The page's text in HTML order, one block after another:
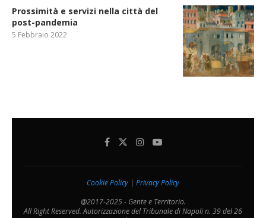
Prossimità e servizi nella città del
post-pandemia
5 Febbraio 2022
Cookie Policy | Privacy Policy
@2017-2025 - Gente e Territorio.
All Right Reserved. Autorizzazione del Tribunale di Napoli n. 39 del 26